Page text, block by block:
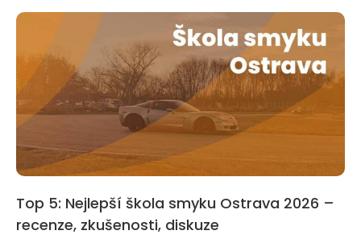
Top 5: Nejlepší škola smyku Ostrava 2026 –
recenze, zkušenosti, diskuze